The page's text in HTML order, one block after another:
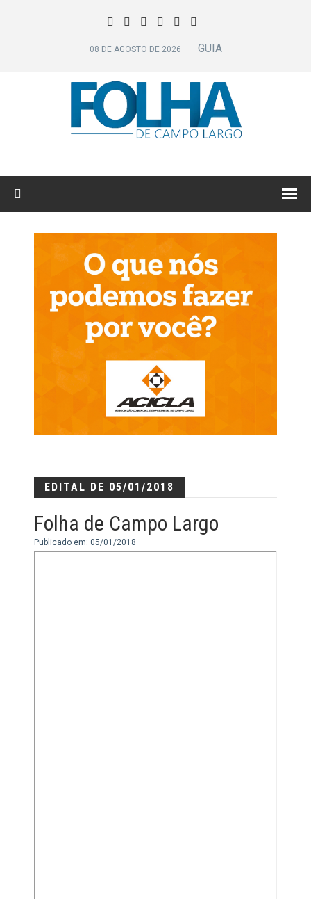
08 DE AGOSTO DE 2026 GUIA
EDITAL DE 05/01/2018
Folha de Campo Largo
Publicado em: 05/01/2018